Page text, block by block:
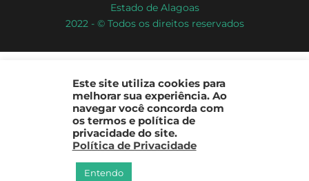
Estado de Alagoas
2022 - © Todos os direitos reservados
Este site utiliza cookies para
melhorar sua experiência. Ao
navegar você concorda com
os termos e política de
privacidade do site.
Política de Privacidade
Entendo